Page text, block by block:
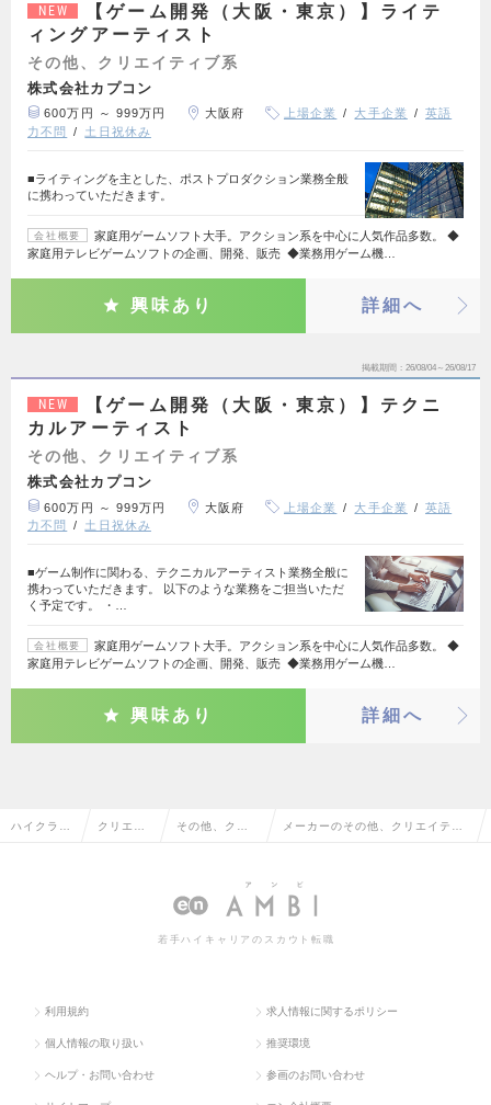
NEW
【ゲーム開発（大阪・東京）】ライテ
ィングアーティスト
その他、クリエイティブ系
株式会社カプコン
600万円 ～ 999万円 大阪府 上場企業 大手企業
英語
力不問
土日祝休み
■ライティングを主とした、ポストプロダクション業務全般
に携わっていただきます。
会社概要
家庭用ゲームソフト大手。アクション系を中心に人気作品多数。 ◆
家庭用テレビゲームソフトの企画、開発、販売 ◆業務用ゲーム機…
興味あり 詳細へ
掲載期間 26/08/04～26/08/17
NEW
【ゲーム開発（大阪・東京）】テクニ
カルアーティスト
その他、クリエイティブ系
株式会社カプコン
600万円 ～ 999万円 大阪府 上場企業 大手企業
英語
力不問
土日祝休み
■ゲーム制作に関わる、テクニカルアーティスト業務全般に
携わっていただきます。 以下のような業務をご担当いただ
く予定です。 ・…
会社概要
家庭用ゲームソフト大手。アクション系を中心に人気作品多数。 ◆
家庭用テレビゲームソフトの企画、開発、販売 ◆業務用ゲーム機…
興味あり 詳細へ
ハイクラス クリエイ その他、クリ メーカーのその他、クリエイティ
若手ハイキャリアのスカウト転職
利用規約 求人情報に関するポリシー
個人情報の取り扱い 推奨環境
ヘルプ・お問い合わせ 参画のお問い合わせ